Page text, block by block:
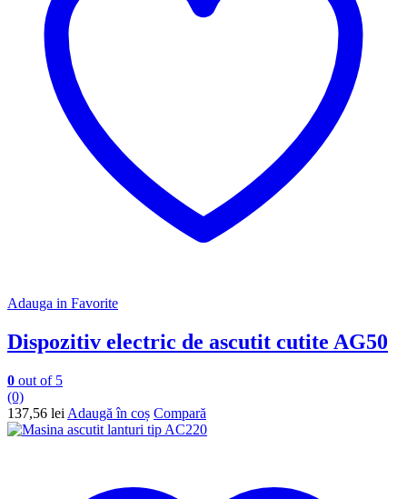
Adauga in Favorite
Dispozitiv electric de ascutit cutite AG50
0 out of 5
(0)
137,56 lei Adaugă în coș Compară